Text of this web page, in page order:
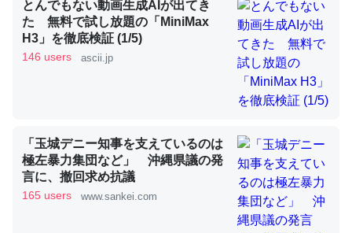
論文では「淡水はカルシウムも酸素も不足してて両方に不
利だから両方が拮抗してるのでは」とあって面白い。海に
ずキチンを強化してる筈だが、酵素が違うのか？
─ニュース :: 【研究発表】昆虫学の大問題＝「昆虫はなぜ海にいな
いのか」に関する新仮説
とんでもない動画生成AIが出てき
た 無料で試し放題の「MiniMax
H3」を徹底検証 (1/5)
146 users ascii.jp
「玉城デニー知事を支えているのは
極左暴力集団など」 沖縄県議の発
言に、撤回求め抗議
165 users www.sankei.com